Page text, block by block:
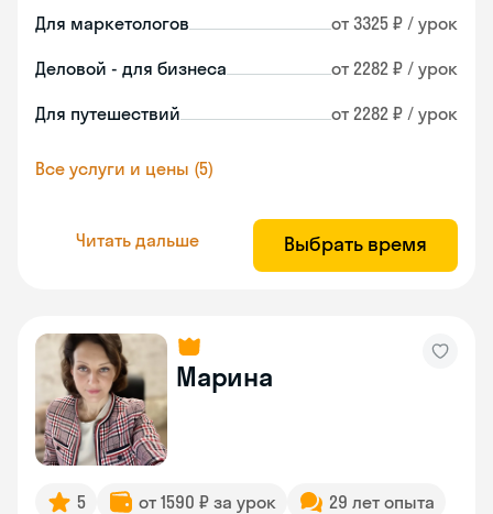
Для маркетологов от 3325 ₽ / урок
Деловой - для бизнеса от 2282 ₽ / урок
Для путешествий от 2282 ₽ / урок
Все услуги и цены (5)
Читать дальше Выбрать время
Марина
5 от 1590 ₽ за урок
29 лет опыта